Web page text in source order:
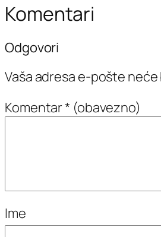
Komentari
Odgovori
Vaša adresa e-pošte
Komentar* (obavezno)
Ime